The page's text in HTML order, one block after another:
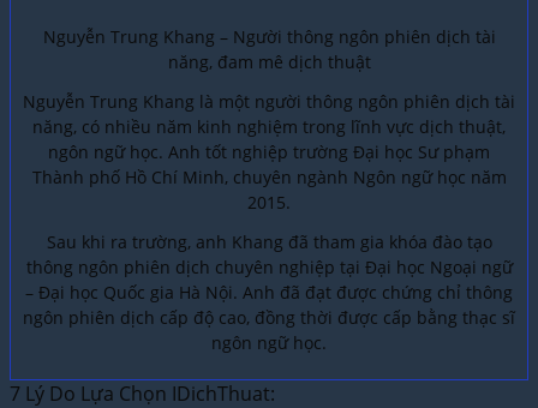
Nguyễn Trung Khang – Người thông ngôn phiên dịch tài
năng, đam mê dịch thuật
Nguyễn Trung Khang là một người thông ngôn phiên dịch tài
năng, có nhiều năm kinh nghiệm trong lĩnh vực dịch thuật,
ngôn ngữ học. Anh tốt nghiệp trường Đại học Sư phạm
Thành phố Hồ Chí Minh, chuyên ngành Ngôn ngữ học năm
2015.
Sau khi ra trường, anh Khang đã tham gia khóa đào tạo
thông ngôn phiên dịch chuyên nghiệp tại Đại học Ngoại ngữ
– Đại học Quốc gia Hà Nội. Anh đã đạt được chứng chỉ thông
ngôn phiên dịch cấp độ cao, đồng thời được cấp bằng thạc sĩ
ngôn ngữ học.
7 Lý Do Lựa Chọn IDichThuat: